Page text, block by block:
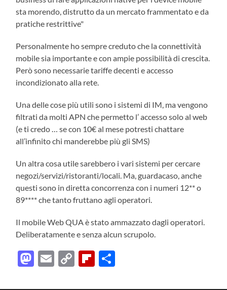
sta morendo, distrutto da un mercato frammentato e da
pratiche restrittive"
Personalmente ho sempre creduto che la connettività
mobile sia importante e con ampie possibilità di crescita.
Però sono necessarie tariffe decenti e accesso
incondizionato alla rete.
Una delle cose più utili sono i sistemi di IM, ma vengono
filtrati da molti APN che permetto l’ accesso solo al web
(e ti credo … se con 10€ al mese potresti chattare
all’infinito chi manderebbe più gli SMS)
Un altra cosa utile sarebbero i vari sistemi per cercare
negozi/servizi/ristoranti/locali. Ma, guardacaso, anche
questi sono in diretta concorrenza con i numeri 12** o
89**** che tanto fruttano agli operatori.
Il mobile Web QUA è stato ammazzato dagli operatori.
Deliberatamente e senza alcun scrupolo.
Mastodon
EmailCopyFlipboard